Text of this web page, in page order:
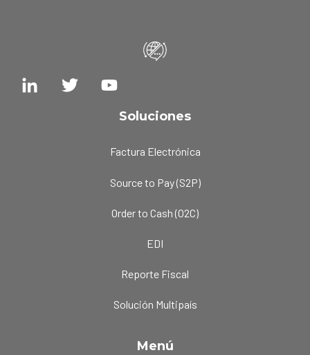
Soluciones
Factura Electrónica
Source to Pay (S2P)
Order to Cash (O2C)
EDI
Reporte Fiscal
Solución Multipaís
Menú